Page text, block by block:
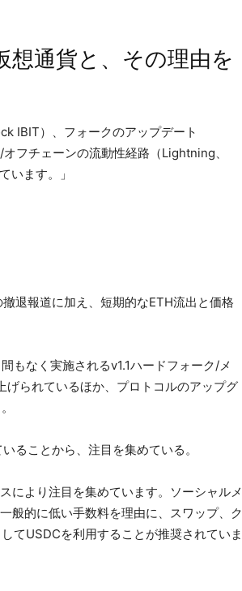
想通貨と、その理由を
IBIT）、フォークのアップデート
フチェーンの流動性経路（Lightning、
います。」
退報道に加え、短期的なETH流出と価格
もなく実施されるv1.1ハードフォーク/メ
られているほか、プロトコルのアップグ
ることから、注目を集めている。
により注目を集めています。ソーシャルメ
般的に低い手数料を理由に、スワップ、ク
てUSDCを利用することが推奨されていま